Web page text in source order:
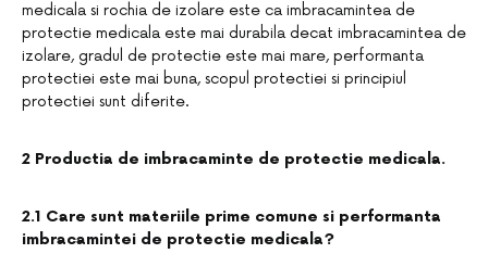
medicala si rochia de izolare este ca imbracamintea de
protectie medicala este mai durabila decat imbracamintea de
izolare, gradul de protectie este mai mare, performanta
protectiei este mai buna, scopul protectiei si principiul
protectiei sunt diferite.
2 Productia de imbracaminte de protectie medicala.
2.1 Care sunt materiile prime comune si performanta
imbracamintei de protectie medicala?